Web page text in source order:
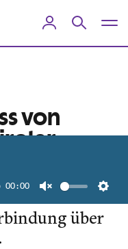
00:00
Unmute
von
die
über